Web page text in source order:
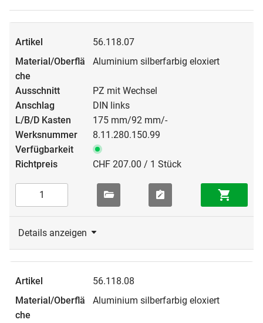
56.118.07
Aluminium silberfarbig eloxiert
PZ mit Wechsel
DIN links
175 mm/92 mm/-
8.11.280.150.99
CHF 207.00 / 1 Stück
Details anzeigen
56.118.08
Aluminium silberfarbig eloxiert